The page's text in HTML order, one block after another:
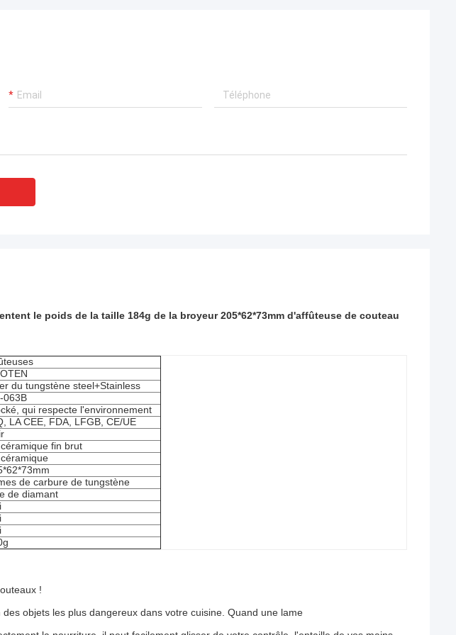
le poids de la taille 184g de la broyeur 205*62*73mm d'affûteuse de couteau
du tungstène steel+Stainless
063B
qui respecte l'environnement
LA CEE, FDA, LFGB, CE/UE
fin brut
de carbure de tungstène
de diamant
!
objets les plus dangereux dans votre cuisine. Quand une lame